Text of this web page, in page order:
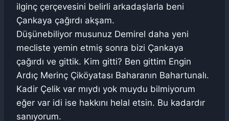
ilginç çerçevesini belirli arkadaşlarla beni
Çankaya çağırdı akşam.
Düşünebiliyor musunuz Demirel daha yeni
mecliste yemin etmiş sonra bizi Çankaya
çağırdı ve gittik. Kim gitti? Ben gittim Engin
Ardıç Merinç Çiköyatası Baharanın Bahartunalı.
Kadir Çelik var mıydı yok muydu bilmiyorum
eğer var idi ise hakkını helal etsin. Bu kadardır
sanıyorum.